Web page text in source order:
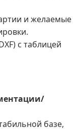
и желаемые
с таблицей
базе,